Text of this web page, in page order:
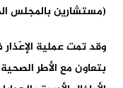
(مستشارين بالمجلس
وقد تمت عملية
بتعاون مع الأطر